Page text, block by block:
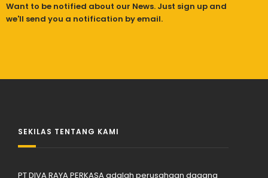
Want to be notified about our News. Just sign up and
we'll send you a notification by email.
SEKILAS TENTANG KAMI
PT DIVA RAYA PERKASA adalah perusahaan dagang